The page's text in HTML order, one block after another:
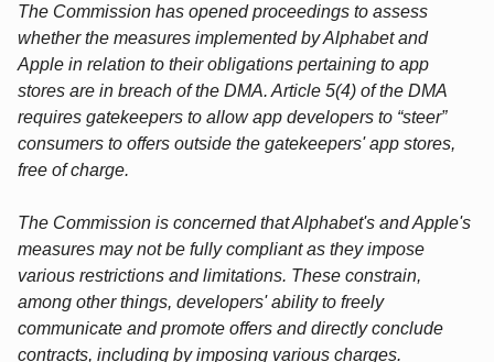
The Commission has opened proceedings to assess
whether the measures implemented by Alphabet and
Apple in relation to their obligations pertaining to app
stores are in breach of the DMA. Article 5(4) of the DMA
requires gatekeepers to allow app developers to “steer”
consumers to offers outside the gatekeepers' app stores,
free of charge.
The Commission is concerned that Alphabet's and Apple's
measures may not be fully compliant as they impose
various restrictions and limitations. These constrain,
among other things, developers' ability to freely
communicate and promote offers and directly conclude
contracts, including by imposing various charges.